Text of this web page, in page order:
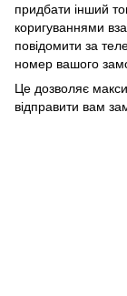
придбати інший
коригуваннями
повідомити за
номер вашого
Це дозволяє
відправити вам